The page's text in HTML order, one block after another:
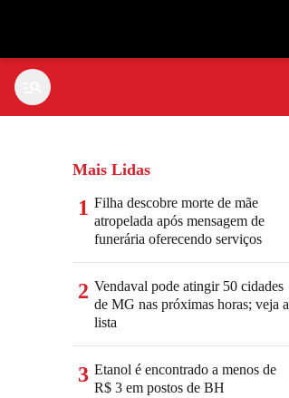
Mais Lidas
1 Filha descobre morte de mãe
atropelada após mensagem de
funerária oferecendo serviços
2 Vendaval pode atingir 50 cidades
de MG nas próximas horas; veja a
lista
3 Etanol é encontrado a menos de
R$ 3 em postos de BH